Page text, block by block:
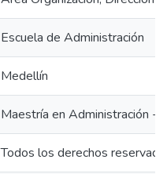
Escuela de Administración
Medellín
Maestría en Administración -
Todos los derechos